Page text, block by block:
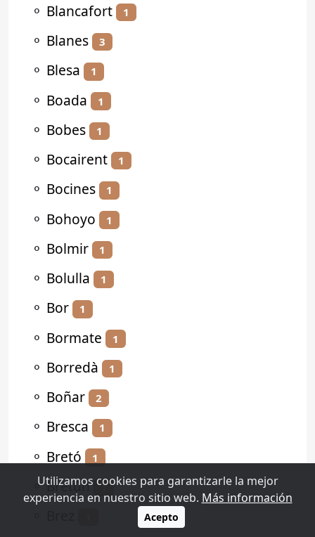
⚬ Blancafort 1
⚬ Blanes 3
⚬ Blesa 1
⚬ Boada 1
⚬ Bobes 1
⚬ Bocairent 1
⚬ Bocines 1
⚬ Bohoyo 1
⚬ Bolmir 1
⚬ Bolulla 1
⚬ Bor 1
⚬ Bormate 1
⚬ Borredà 1
⚬ Boñar 2
⚬ Bresca 1
⚬ Bretó 1
⚬Bretún 1
Utilizamos cookies para garantizarle la mejor
experiencia en nuestro sitio web. Más información
Acepto